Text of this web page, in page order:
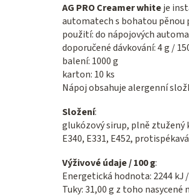
AG PRO Creamer whiteje
automatech s bohatou pěnou
použití: do nápojových
doporučené dávkování: 4 g /
balení: 1000 g
karton: 10 ks
Nápoj obsahuje alergenní
Složení:
glukózový sirup, plně ztužený
E340, E331, E452,
Výživové údaje / 100 g:
Energetická hodnota: 2244 kJ
Tuky: 31,00 g z toho nasycené